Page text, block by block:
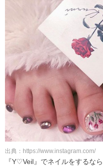
出典：https://www.instagram.com/
『Y♡Veil』でネイルをするなら